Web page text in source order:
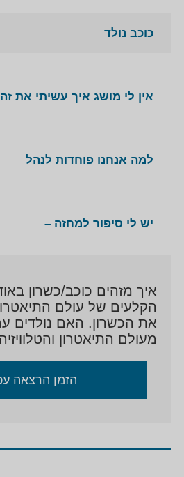
כוכב נולד
אין לי מושג איך עשיתי את זה
למה אנחנו פוחדות לנהל
יש לי סיפור למחזה –
איך מזהים כוכב/כשרון
הקלעים של עולם
את הכשרון. האם נולדים
מעולם התיאטרון
הזמן הרצאה